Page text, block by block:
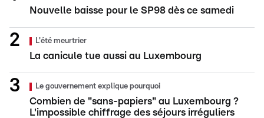
Nouvelle baisse pour le SP98 dès ce samedi
L'été meurtrier
La canicule tue aussi au Luxembourg
Le gouvernement explique pourquoi
Combien de "sans-papiers" au Luxembourg ?
L'impossible chiffrage des séjours irréguliers